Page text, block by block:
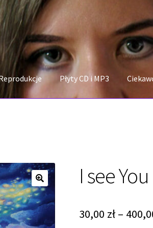
Płyty CD i MP3
I see You
30,00 zł –